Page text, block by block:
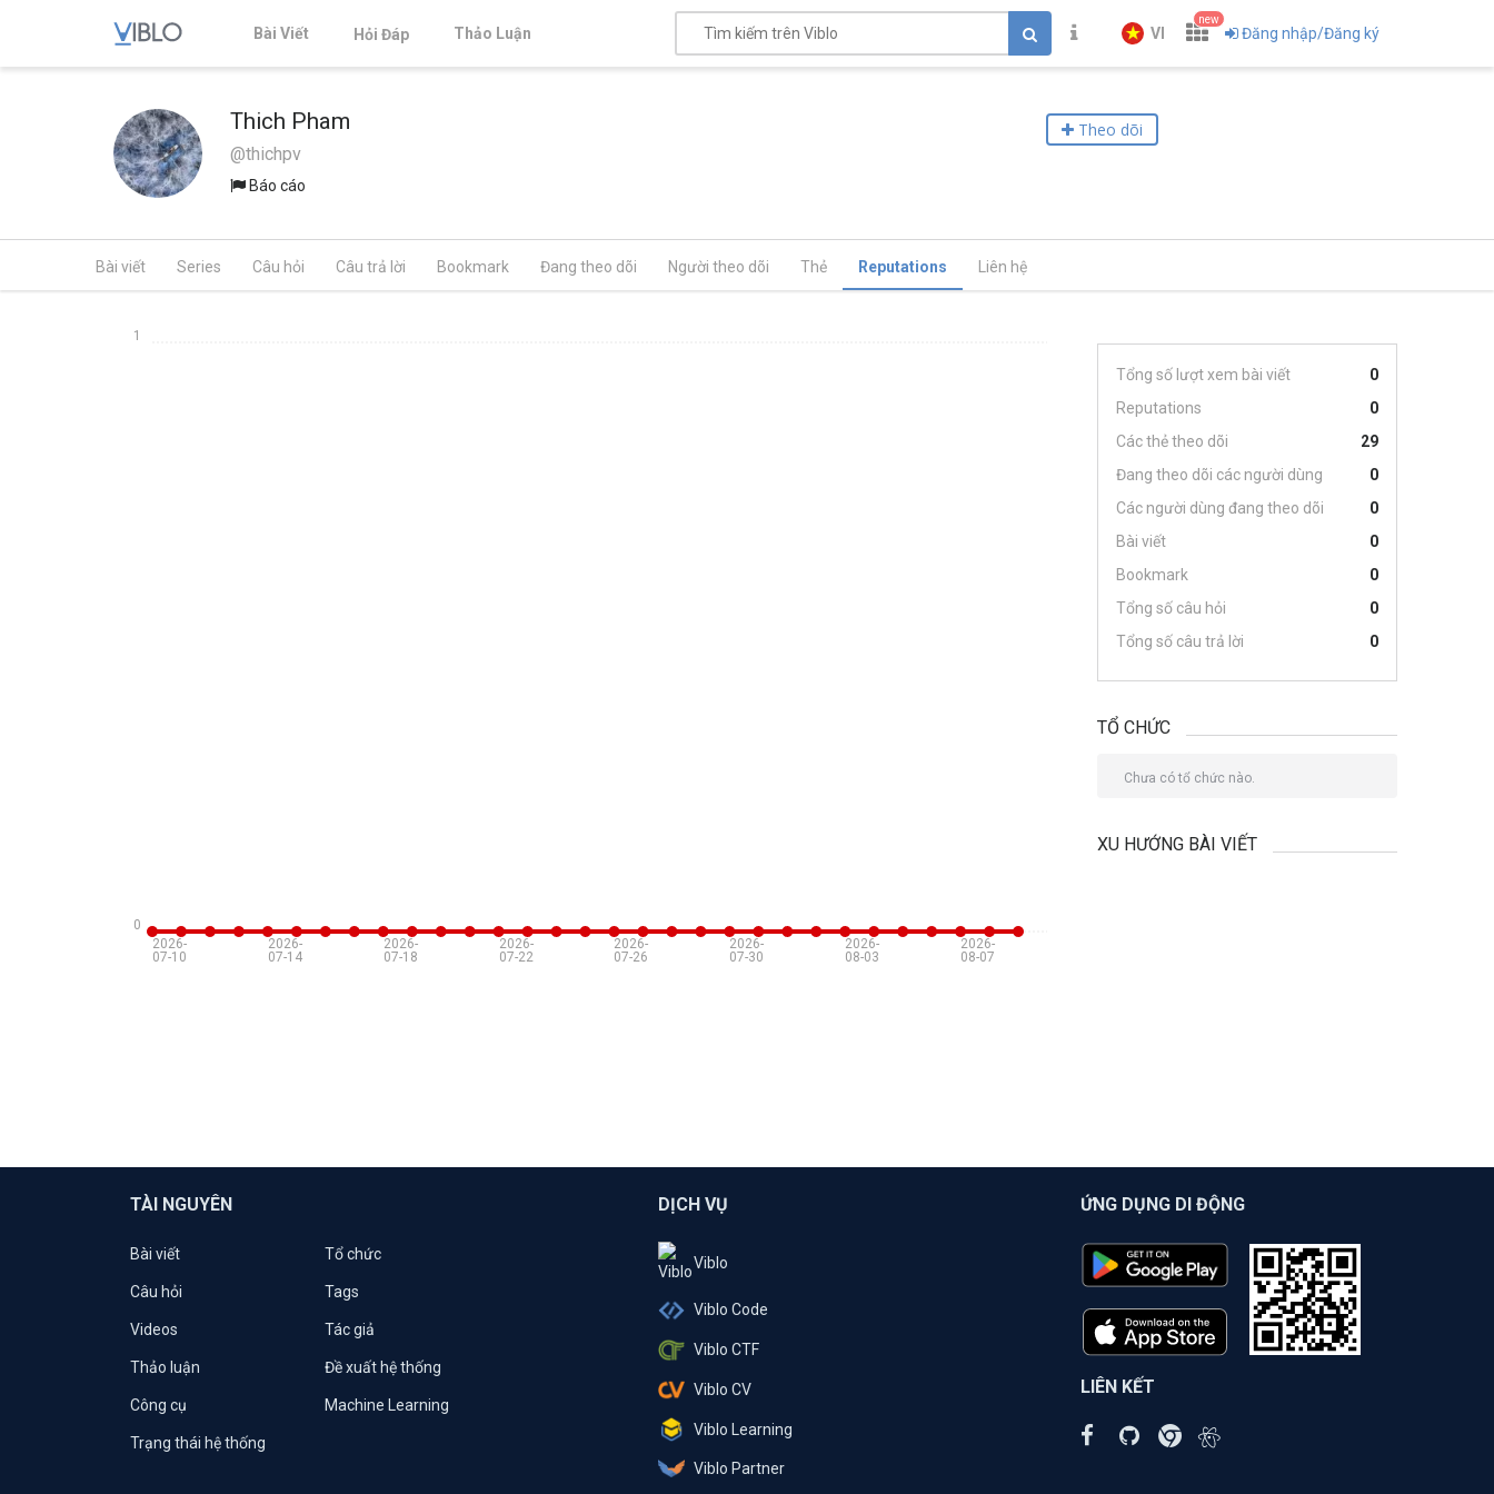
Bài Viết Hỏi Đáp Thảo Luận VI
new
Đăng nhập/Đăng ký
Thich Pham
@thichpv
Báo cáo
Theo dõi
Bài viết Series Câu hỏi Câu trả lời Bookmark Đang theo dõi Người theo dõi Thẻ Reputations Liên hệ
2026-
07-10
2026-
07-14
2026-
07-18
2026-
07-22
2026-
07-26
2026-
07-30
2026-
08-03
2026-
08-07
0
1
Tổng số lượt xem bài viết
0
Reputations
0
Các thẻ theo dõi
29
Đang theo dõi các người dùng
0
Các người dùng đang theo dõi
0
Bài viết
0
Bookmark
0
Tổng số câu hỏi
0
Tổng số câu trả lời
0
TỔ CHỨC
Chưa có tổ chức nào.
XU HƯỚNG BÀI VIẾT
TÀI NGUYÊN
Bài viết Tổ chức
Câu hỏi Tags
Videos Tác giả
Thảo luận Đề xuất hệ thống
Công cụ Machine Learning
Trạng thái hệ thống
DỊCH VỤ
Viblo
Viblo Code
Viblo CTF
Viblo CV
Viblo Learning
Viblo Partner
ỨNG DỤNG DI ĐỘNG
LIÊN KẾT